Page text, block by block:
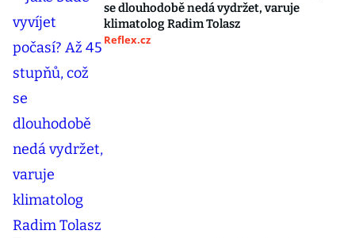
se dlouhodobě nedá vydržet, varuje
klimatolog Radim Tolasz
Reflex.cz